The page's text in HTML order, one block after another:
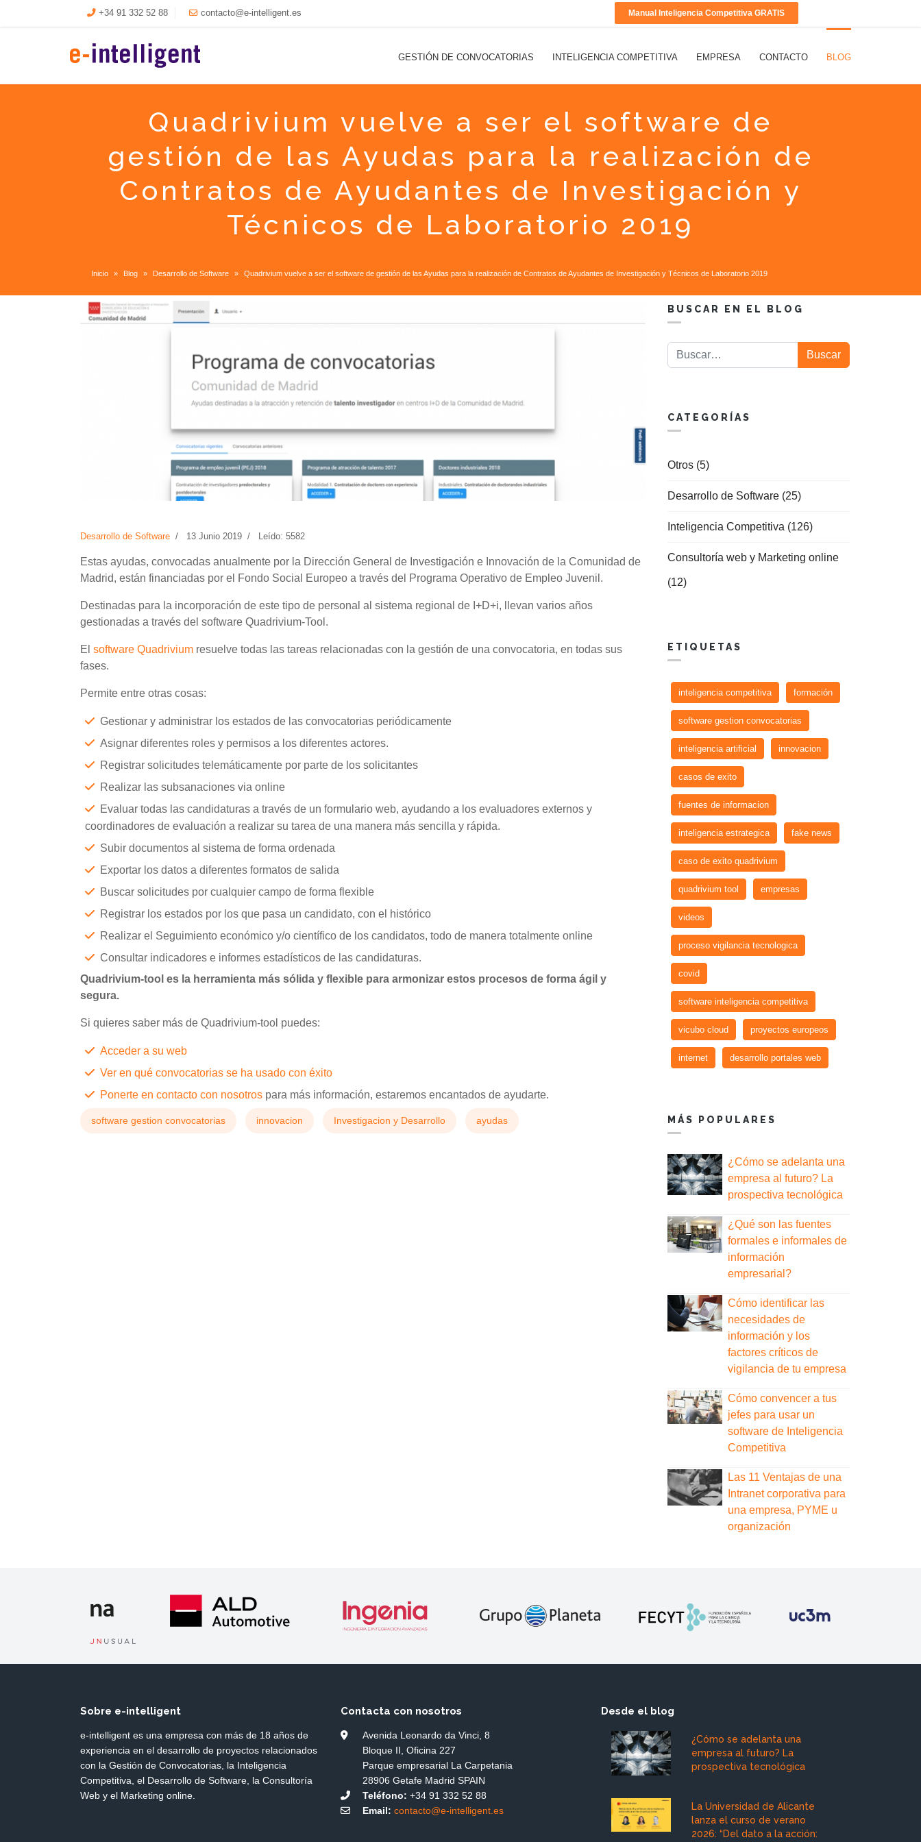
+34 91 332 52 88 contacto@e-intelligent.es Manual Inteligencia Competitiva GRATIS
GESTIÓN DE CONVOCATORIAS INTELIGENCIA COMPETITIVA EMPRESA CONTACTO BLOG
Quadrivium vuelve a ser el software de
gestión de las Ayudas para la realización de
Contratos de Ayudantes de Investigación y
Técnicos de Laboratorio 2019
Inicio Blog Desarrollo de Software Quadrivium vuelve a ser el software de gestión de las Ayudas para la realización de Contratos de Ayudantes de Investigación y Técnicos de Laboratorio 2019
Desarrollo de Software 13 Junio 2019 Leído: 5582
Estas ayudas, convocadas anualmente por la Dirección General de Investigación e Innovación de la Comunidad de
Madrid, están financiadas por el Fondo Social Europeo a través del Programa Operativo de Empleo Juvenil.
Destinadas para la incorporación de este tipo de personal al sistema regional de I+D+i, llevan varios años
gestionadas a través del software Quadrivium-Tool.
El software Quadrivium resuelve todas las tareas relacionadas con la gestión de una convocatoria, en todas sus
fases.
Permite entre otras cosas:
Gestionar y administrar los estados de las convocatorias periódicamente
Asignar diferentes roles y permisos a los diferentes actores.
Registrar solicitudes telemáticamente por parte de los solicitantes
Realizar las subsanaciones via online
Evaluar todas las candidaturas a través de un formulario web, ayudando a los evaluadores externos y
coordinadores de evaluación a realizar su tarea de una manera más sencilla y rápida.
Subir documentos al sistema de forma ordenada
Exportar los datos a diferentes formatos de salida
Buscar solicitudes por cualquier campo de forma flexible
Registrar los estados por los que pasa un candidato, con el histórico
Realizar el Seguimiento económico y/o científico de los candidatos, todo de manera totalmente online
Consultar indicadores e informes estadísticos de las candidaturas.
Quadrivium-tool es la herramienta más sólida y flexible para armonizar estos procesos de forma ágil y
segura.
Si quieres saber más de Quadrivium-tool puedes:
Acceder a su web
Ver en qué convocatorias se ha usado con éxito
Ponerte en contacto con nosotros para más información, estaremos encantados de ayudarte.
software gestion convocatorias innovacion Investigacion y Desarrollo ayudas
BUSCAR EN EL BLOG
Buscar Buscar
CATEGORÍAS
Otros (5)
Desarrollo de Software (25)
Inteligencia Competitiva (126)
Consultoría web y Marketing online
(12)
ETIQUETAS
inteligencia competitiva formación
software gestion convocatorias
inteligencia artificial innovacion
casos de exito
fuentes de informacion
inteligencia estrategica fake news
caso de exito quadrivium
quadrivium tool empresas
videos
proceso vigilancia tecnologica
covid
software inteligencia competitiva
vicubo cloud proyectos europeos
internet desarrollo portales web
MÁS POPULARES
¿Cómo se adelanta una
empresa al futuro? La
prospectiva tecnológica
¿Qué son las fuentes
formales e informales de
información
empresarial?
Cómo identificar las
necesidades de
información y los
factores críticos de
vigilancia de tu empresa
Cómo convencer a tus
jefes para usar un
software de Inteligencia
Competitiva
Las 11 Ventajas de una
Intranet corporativa para
una empresa, PYME u
organización
Sobre e-intelligent
e-intelligent es una empresa con más de 18 años de
experiencia en el desarrollo de proyectos relacionados
con la Gestión de Convocatorias, la Inteligencia
Competitiva, el Desarrollo de Software, la Consultoría
Web y el Marketing online.
Contacta con nosotros
Avenida Leonardo da Vinci, 8
Bloque II, Oficina 227
Parque empresarial La Carpetania
28906 Getafe Madrid SPAIN
Teléfono: +34 91 332 52 88
Email: contacto@e-intelligent.es
Desde el blog
¿Cómo se adelanta una
empresa al futuro? La
prospectiva tecnológica
La Universidad de Alicante
lanza el curso de verano
2026: “Del dato a la acción: